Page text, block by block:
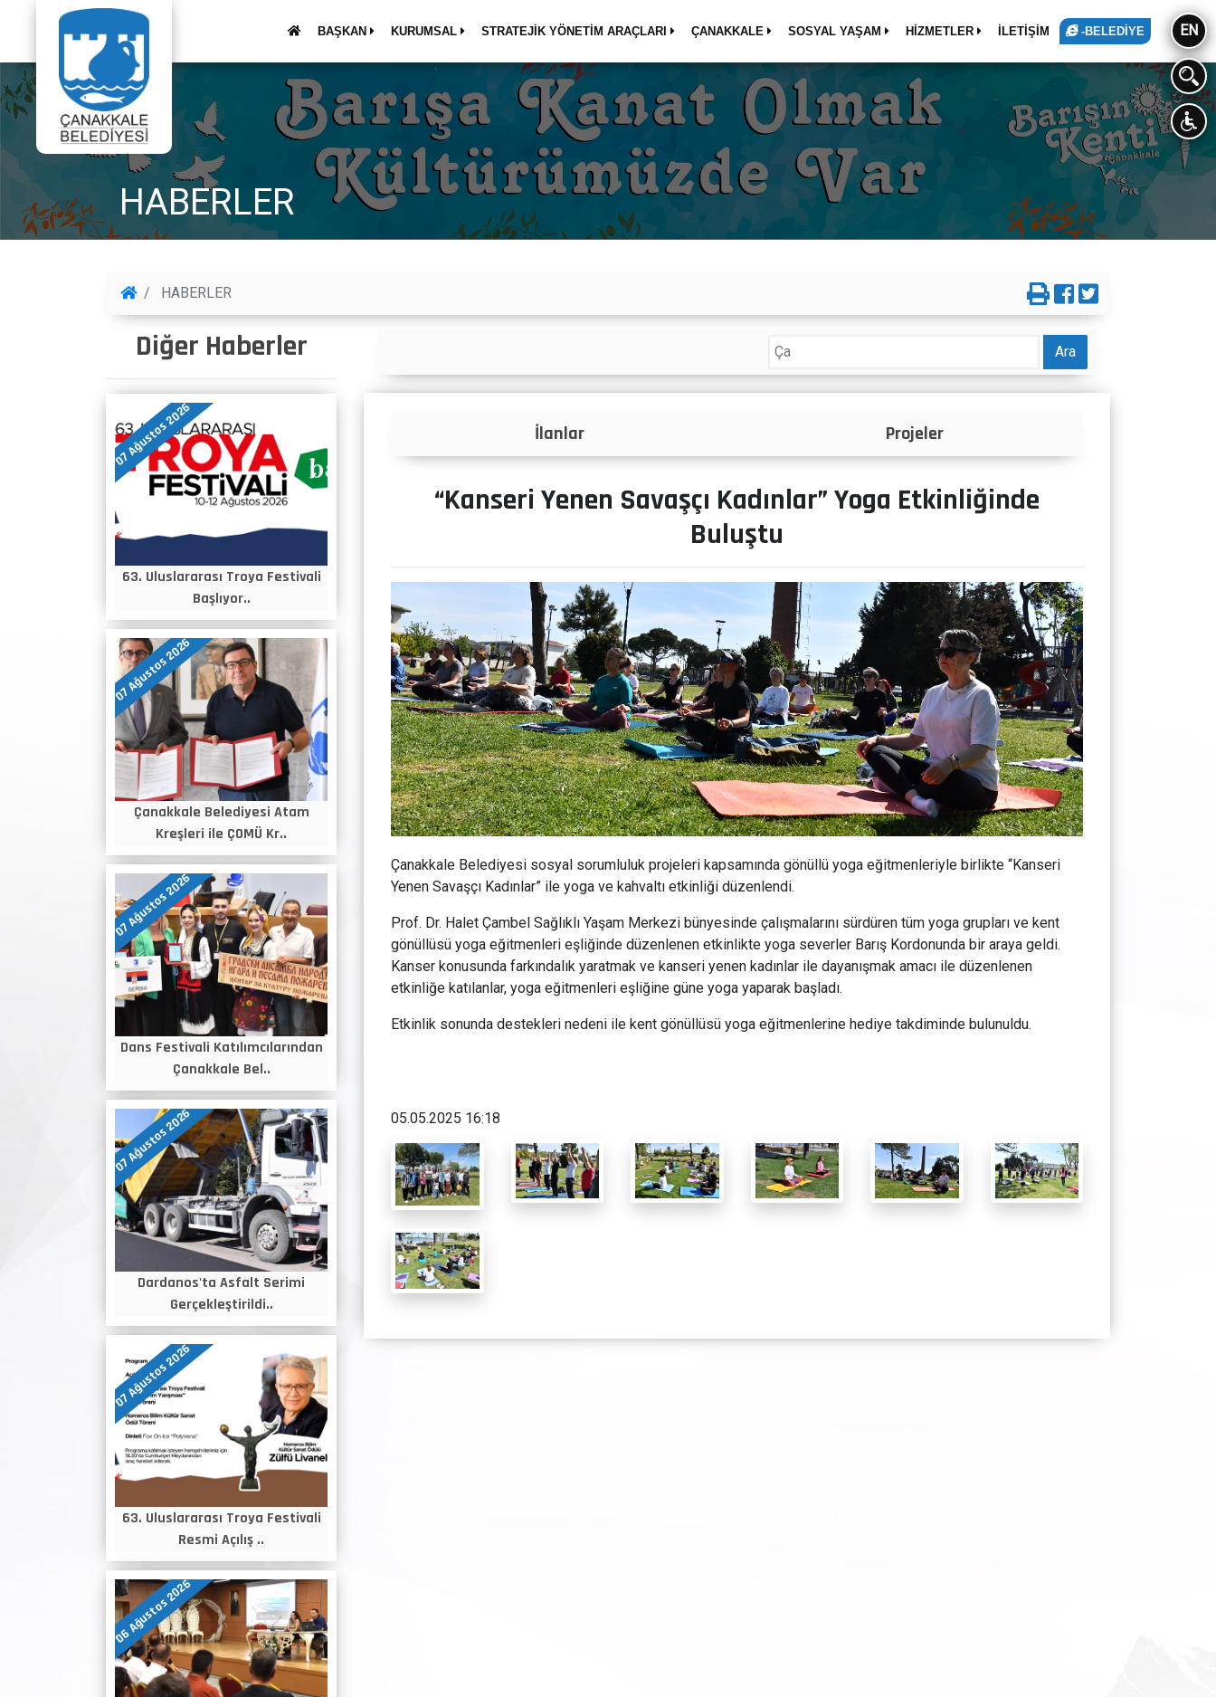
BAŞKAN KURUMSAL STRATEJİK YÖNETİM ARAÇLARI ÇANAKKALE SOSYAL YAŞAM HİZMETLER İLETİŞİM -BELEDİYE EN
HABERLER
HABERLER
Diğer Haberler
07 Ağustos 2026
63. Uluslararası Troya Festivali
Başlıyor..
07 Ağustos 2026
Çanakkale Belediyesi Atam
Kreşleri ile ÇOMÜ Kr..
07 Ağustos 2026
Dans Festivali Katılımcılarından
Çanakkale Bel..
07 Ağustos 2026
Dardanos'ta Asfalt Serimi
Gerçekleştirildi..
07 Ağustos 2026
63. Uluslararası Troya Festivali
Resmi Açılış ..
06 Ağustos 2026
Ara
Duyurular İlanlar Projeler
“Kanseri Yenen Savaşçı Kadınlar” Yoga Etkinliğinde
Buluştu
Çanakkale Belediyesi sosyal sorumluluk projeleri kapsamında gönüllü yoga eğitmenleriyle birlikte “Kanseri
Yenen Savaşçı Kadınlar” ile yoga ve kahvaltı etkinliği düzenlendi.
Prof. Dr. Halet Çambel Sağlıklı Yaşam Merkezi bünyesinde çalışmalarını sürdüren tüm yoga grupları ve kent
gönüllüsü yoga eğitmenleri eşliğinde düzenlenen etkinlikte yoga severler Barış Kordonunda bir araya geldi.
Kanser konusunda farkındalık yaratmak ve kanseri yenen kadınlar ile dayanışmak amacı ile düzenlenen
etkinliğe katılanlar, yoga eğitmenleri eşliğine güne yoga yaparak başladı.
Etkinlik sonunda destekleri nedeni ile kent gönüllüsü yoga eğitmenlerine hediye takdiminde bulunuldu.
05.05.2025 16:18